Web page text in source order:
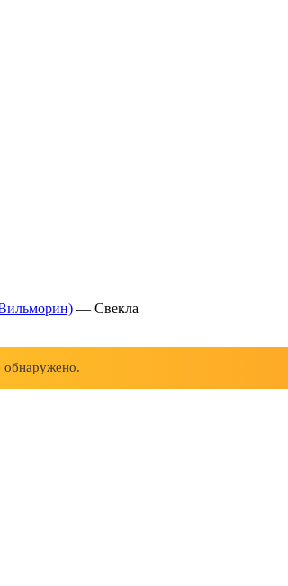
— Свекла
обнаружено.